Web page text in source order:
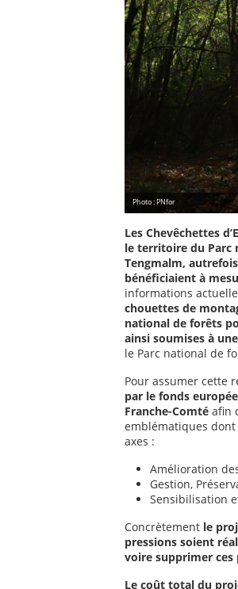
Photo : PNfor
Les Chevêchettes
le territoire du Parc
Tengmalm,
bénéficiaient à
informations
chouettes de
national de forêts
ainsi soumises à
le Parc national de
Pour assumer cette
par le fonds
Franche-Comté afin
emblématiques
axes :
Amélioration
Gestion,
Sensibilisation
Concrètement le
pressions soient
voire supprimer ces
Le coût total du